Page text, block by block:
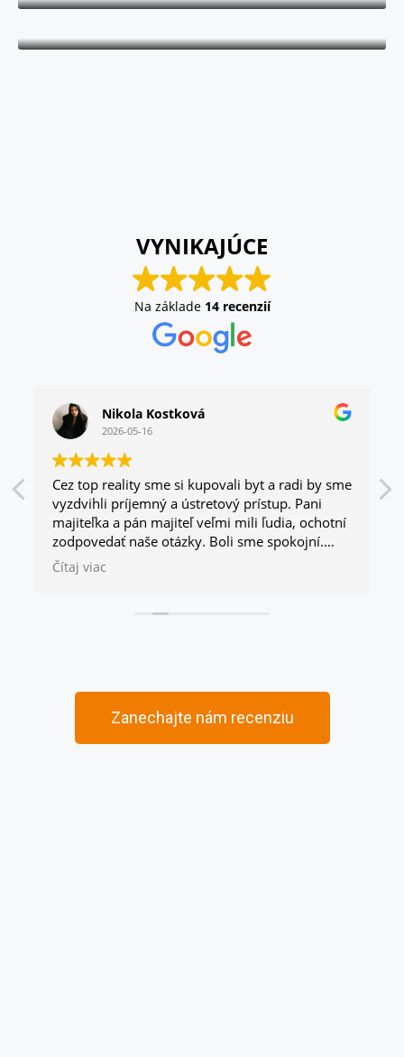
Maklér
VYNIKAJÚCE
Na základe 14 recenzií
Nikola Kostková
2026-05-16
Cez top reality sme si kupovali byt a radi by sme
vyzdvihli príjemný a ústretový prístup. Pani
majiteľka a pán majiteľ veľmi mili ľudia, ochotní
zodpovedať naše otázky. Boli sme spokojní.
Odporúčame 🙂
Čítaj viac
Zanechajte nám recenziu